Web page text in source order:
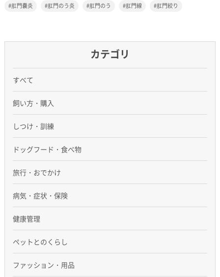
肛門嚢炎 肛門のう炎 肛門のう 肛門線 肛門絞り
カテゴリ
すべて
飼い方・購入
しつけ・訓練
ドッグフード・食べ物
旅行・おでかけ
病気・症状・保険
健康管理
ペットとのくらし
ファッション・用品